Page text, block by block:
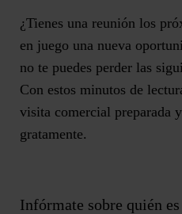
¿Tienes una reunión los
en juego una nueva
no te puedes perder las
Con estos minutos de
visita comercial preparada
gratamente.
Infórmate sobre quién